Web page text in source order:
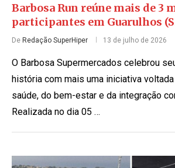
Barbosa Run reúne mais de 3
participantes em Guarulhos
De Redação SuperHiper 13 de julho de 2026
O Barbosa Supermercados celebrou
história com mais uma iniciativa
saúde, do bem-estar e da integração
Realizada no dia 05 …